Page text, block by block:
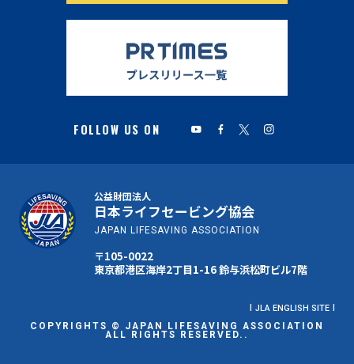
公益財団法人
日本ライフセービング協会
JAPAN LIFESAVING ASSOCIATION
〒105-0022
東京都港区海岸2丁目1-16 鈴与浜松町ビル7階
JLA ENGLISH SITE
COPYRIGHTS © JAPAN LIFESAVING ASSOCIATION
ALL RIGHTS RESERVED..